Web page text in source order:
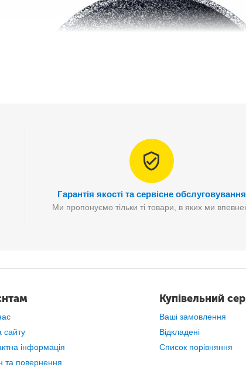
Гарантія якості та сервісне обслуговування
Ми пропонуємо тільки ті товари, в яких ми
сайту
інформація
та повернення
Купівельний
Ваші замовлення
Відкладені
Список порівняння